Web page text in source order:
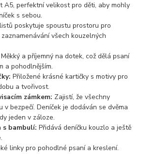
A5, perfektní velikost pro děti, aby mohly
s sebou.
poskytuje spoustu prostoru pro
všech kouzelných
Měkký a příjemný na dotek, což dělá psaní
a pohodlnějším.
Přiložené krásné kartičky s motivy pro
a tvořivost.
zámkem: Zajistí, že všechny
v bezpečí. Deníček je dodáván se dvěma
jeden v záloze.
s bambulí: Přidává deníčku kouzlo a ještě
linky pro pohodlné psaní a kreslení.